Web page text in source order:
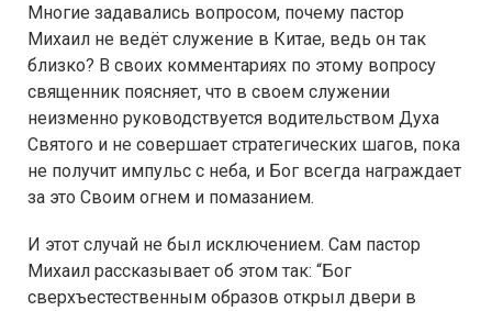
Многие задавались вопросом, почему пастор
Михаил не ведёт служение в Китае, ведь он так
близко? В своих комментариях по этому вопросу
священник поясняет, что в своем служении
неизменно руководствуется водительством Духа
Святого и не совершает стратегических шагов, пока
не получит импульс с неба, и Бог всегда награждает
за это Своим огнем и помазанием.
И этот случай не был исключением. Сам пастор
Михаил рассказывает об этом так: “Бог
сверхъестественным образов открыл двери в